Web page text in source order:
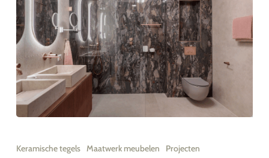
badkamer
Keramische tegels Maatwerk meubelen Projecten